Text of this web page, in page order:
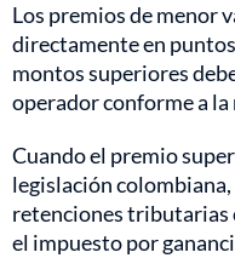
Los premios de menor
directamente en
montos superiores
operador conforme a
Cuando el premio
legislación
retenciones tributarias
el impuesto por